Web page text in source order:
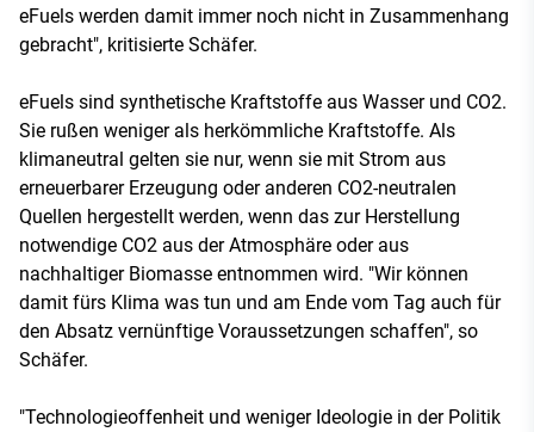
eFuels werden damit immer noch nicht in Zusammenhang
gebracht", kritisierte Schäfer.
eFuels sind synthetische Kraftstoffe aus Wasser und CO2.
Sie rußen weniger als herkömmliche Kraftstoffe. Als
klimaneutral gelten sie nur, wenn sie mit Strom aus
erneuerbarer Erzeugung oder anderen CO2-neutralen
Quellen hergestellt werden, wenn das zur Herstellung
notwendige CO2 aus der Atmosphäre oder aus
nachhaltiger Biomasse entnommen wird. "Wir können
damit fürs Klima was tun und am Ende vom Tag auch für
den Absatz vernünftige Voraussetzungen schaffen", so
Schäfer.
"Technologieoffenheit und weniger Ideologie in der Politik